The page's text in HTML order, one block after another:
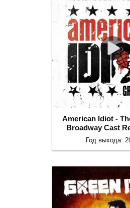
American Idiot -
Broadway Cast
Год выхода: